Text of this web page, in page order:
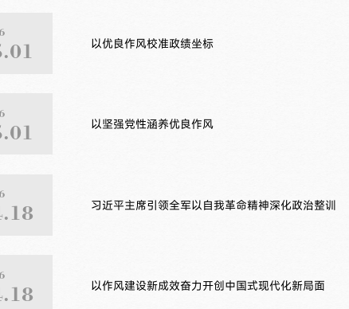
以优良作风校准政绩坐标
以坚强党性涵养优良作风
习近平主席引领全军以自我革命精神深化政治整训
以作风建设新成效奋力开创中国式现代化新局面